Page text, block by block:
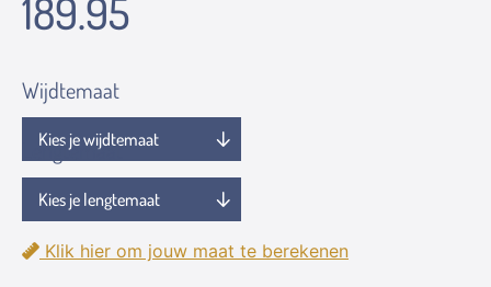
189.95
Wijdtemaat
Lengtemaat
Klik hier om jouw maat te berekenen